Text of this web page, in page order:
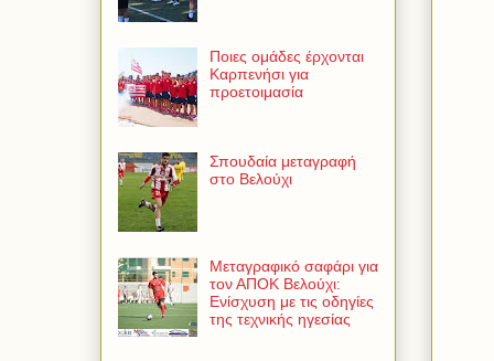
Ποιες ομάδες έρχονται
Καρπενήσι για
προετοιμασία
Σπουδαία μεταγραφή
στο Βελούχι
Μεταγραφικό σαφάρι για
τον ΑΠΟΚ Βελούχι:
Ενίσχυση με τις οδηγίες
της τεχνικής ηγεσίας